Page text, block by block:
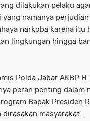
dilakukan pelaku
namanya
narkoba karena itu
lingkungan hingga
Polda Jabar AKBP
peran penting dalam
Bapak Presiden
masyarakat.